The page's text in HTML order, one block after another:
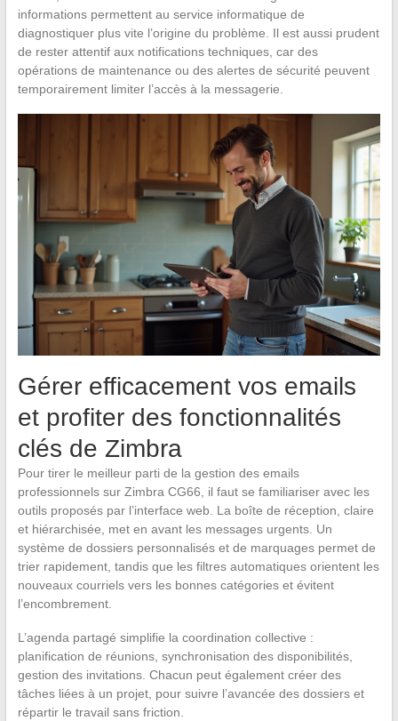
informations permettent au service informatique de
diagnostiquer plus vite l’origine du problème. Il est aussi prudent
de rester attentif aux notifications techniques, car des
opérations de maintenance ou des alertes de sécurité peuvent
temporairement limiter l’accès à la messagerie.
Gérer efficacement vos emails
et profiter des fonctionnalités
clés de Zimbra
Pour tirer le meilleur parti de la gestion des emails
professionnels sur Zimbra CG66, il faut se familiariser avec les
outils proposés par l’interface web. La boîte de réception, claire
et hiérarchisée, met en avant les messages urgents. Un
système de dossiers personnalisés et de marquages permet de
trier rapidement, tandis que les filtres automatiques orientent les
nouveaux courriels vers les bonnes catégories et évitent
l’encombrement.
L’agenda partagé simplifie la coordination collective :
planification de réunions, synchronisation des disponibilités,
gestion des invitations. Chacun peut également créer des
tâches liées à un projet, pour suivre l’avancée des dossiers et
répartir le travail sans friction.